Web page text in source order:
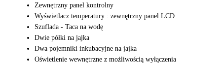
Zewnętrzny panel kontrolny
Wyświetlacz temperatury : zewnętrzny panel LCD
Szuflada - Taca na wodę
Dwie półki na jajka
Dwa pojemniki inkubacyjne na jajka
Oświetlenie wewnętrzne z możliwością wyłączenia